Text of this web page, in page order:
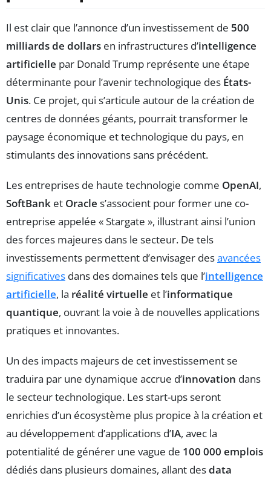
Il est clair que l’annonce d’un investissement de 500
milliards de dollars en infrastructures d’intelligence
artificielle par Donald Trump représente une étape
déterminante pour l’avenir technologique des États-
Unis. Ce projet, qui s’articule autour de la création de
centres de données géants, pourrait transformer le
paysage économique et technologique du pays, en
stimulants des innovations sans précédent.
Les entreprises de haute technologie comme OpenAI,
SoftBank et Oracle s’associent pour former une co-
entreprise appelée « Stargate », illustrant ainsi l’union
des forces majeures dans le secteur. De tels
investissements permettent d’envisager desavancées
significatives dans des domaines tels que l’intelligence
artificielle, la réalité virtuelle et l’informatique
quantique, ouvrant la voie à de nouvelles applications
pratiques et innovantes.
Un des impacts majeurs de cet investissement se
traduira par une dynamique accrue d’innovation dans
le secteur technologique. Les start-ups seront
enrichies d’un écosystème plus propice à la création et
au développement d’applications d’IA, avec la
potentialité de générer une vague de 100 000 emplois
dédiés dans plusieurs domaines, allant desdata